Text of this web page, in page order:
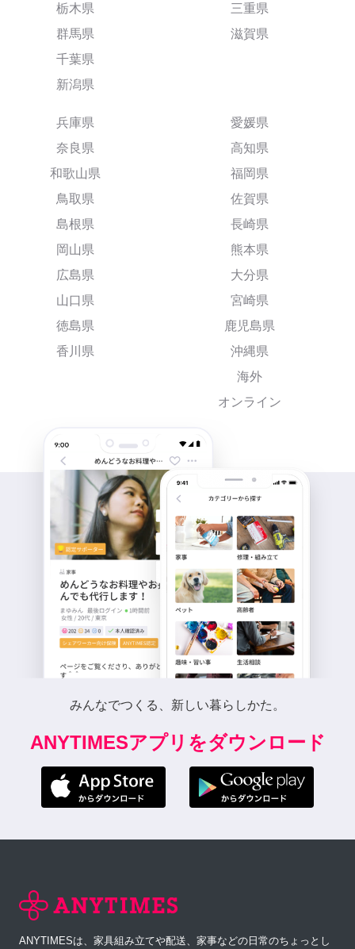
栃木県
群馬県
千葉県
新潟県
三重県
滋賀県
兵庫県
奈良県
和歌山県
鳥取県
島根県
岡山県
広島県
山口県
徳島県
香川県
愛媛県
高知県
福岡県
佐賀県
長崎県
熊本県
大分県
宮崎県
鹿児島県
沖縄県
海外
オンライン
みんなでつくる、新しい暮らしかた。
ANYTIMESアプリをダウンロード
ANYTIMESは、家具組み立てや配送、家事などの日常のちょっとし